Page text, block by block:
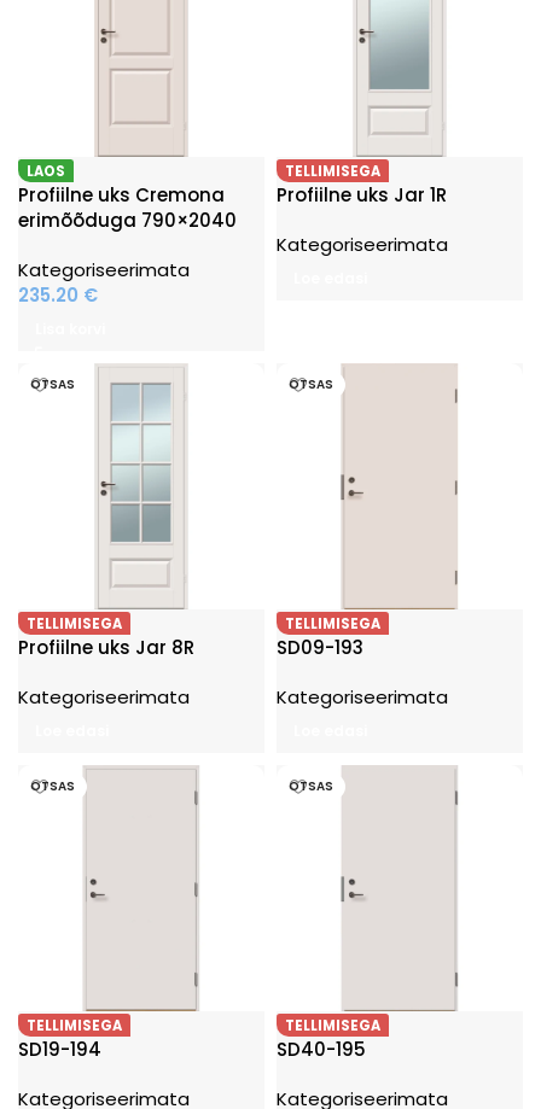
LAOS
Profiilne uks Cremona
erimõõduga 790×2040
Kategoriseerimata
235.20 €
TELLIMISEGA
Profiilne uks Jar 1R
Kategoriseerimata
OTSAS
TELLIMISEGA
Profiilne uks Jar 8R
Kategoriseerimata
OTSAS
TELLIMISEGA
SD09-193
Kategoriseerimata
OTSAS
TELLIMISEGA
SD19-194
Kategoriseerimata
OTSAS
TELLIMISEGA
SD40-195
Kategoriseerimata